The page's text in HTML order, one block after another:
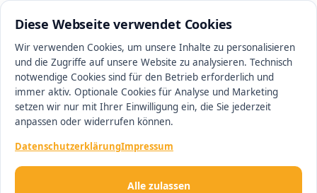
Diese Webseite verwendet Cookies
Wir verwenden Cookies, um unsere Inhalte zu personalisieren
und die Zugriffe auf unsere Website zu analysieren. Technisch
notwendige Cookies sind für den Betrieb erforderlich und
immer aktiv. Optionale Cookies für Analyse und Marketing
setzen wir nur mit Ihrer Einwilligung ein, die Sie jederzeit
anpassen oder widerrufen können.
DatenschutzerklärungImpressum
Alle zulassen